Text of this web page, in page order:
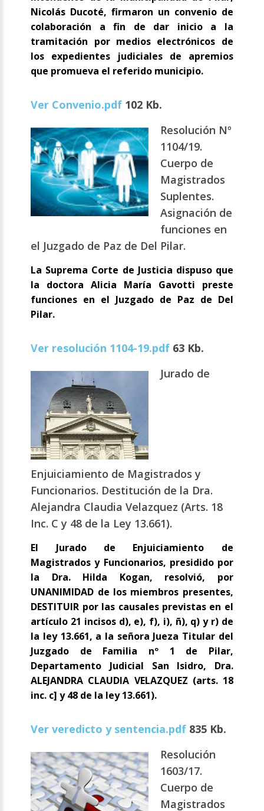
Nicolás Ducoté, firmaron un convenio de
colaboración a fin de dar inicio a la
tramitación por medios electrónicos de
los expedientes judiciales de apremios
que promueva el referido municipio.
Ver Convenio.pdf 102 Kb.
Resolución Nº
1104/19.
Cuerpo de
Magistrados
Suplentes.
Asignación de
funciones en
el Juzgado de Paz de Del Pilar.
La Suprema Corte de Justicia dispuso que
la doctora Alicia María Gavotti preste
funciones en el Juzgado de Paz de Del
Pilar.
Ver resolución 1104-19.pdf 63 Kb.
Jurado de
Enjuiciamiento de Magistrados y
Funcionarios. Destitución de la Dra.
Alejandra Claudia Velazquez (Arts. 18
Inc. C y 48 de la Ley 13.661).
El Jurado de Enjuiciamiento de
Magistrados y Funcionarios, presidido por
la Dra. Hilda Kogan, resolvió, por
UNANIMIDAD de los miembros presentes,
DESTITUIR por las causales previstas en el
artículo 21 incisos d), e), f), i), ñ), q) y r) de
la ley 13.661, a la señora Jueza Titular del
Juzgado de Familia nº 1 de Pilar,
Departamento Judicial San Isidro, Dra.
ALEJANDRA CLAUDIA VELAZQUEZ (arts. 18
inc. c] y 48 de la ley 13.661).
Ver veredicto y sentencia.pdf 835 Kb.
Resolución
1603/17.
Cuerpo de
Magistrados